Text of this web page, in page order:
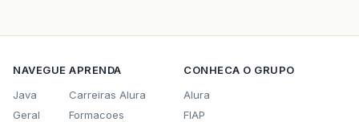
NAVEGUE
Java
Geral
APRENDA
Carreiras Alura
Formacoes
CONHECA O GRUPO
Alura
FIAP